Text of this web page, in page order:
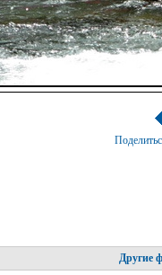
Другие